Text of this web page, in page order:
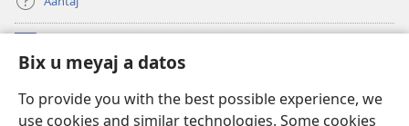
Bix u meyaj a datos
To provide you with the best possible experience, we
use cookies and similar technologies. Some cookies
(opens
new
Biblioteca ich Internet tiʼ le Watchtoweroʼ™
(opens
new